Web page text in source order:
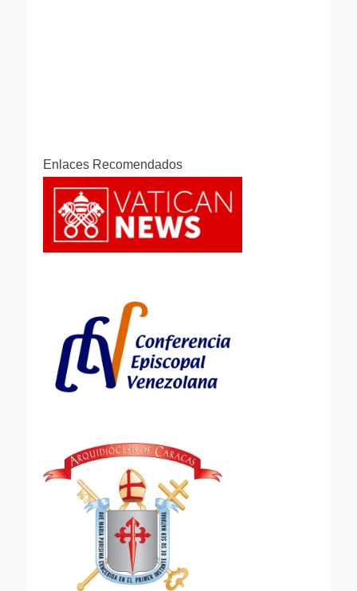
Enlaces Recomendados